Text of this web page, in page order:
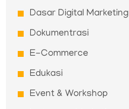
Dasar Digital Marketing
Dokumentrasi
E-Commerce
Edukasi
Event & Workshop